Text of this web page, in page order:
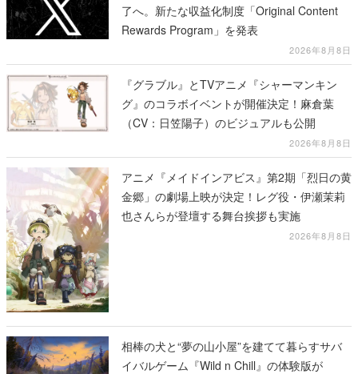
了へ。新たな収益化制度「Original Content
Rewards Program」を発表
2026年8月8日
『グラブル』とTVアニメ『シャーマンキン
グ』のコラボイベントが開催決定！麻倉葉
（CV：日笠陽子）のビジュアルも公開
2026年8月8日
アニメ『メイドインアビス』第2期「烈日の黄
金郷」の劇場上映が決定！レグ役・伊瀬茉莉
也さんらが登壇する舞台挨拶も実施
2026年8月8日
相棒の犬と“夢の山小屋”を建てて暮らすサバ
イバルゲーム『Wild n Chill』の体験版が